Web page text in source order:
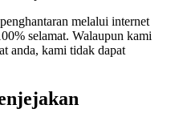
melalui internet
selamat. Walaupun kami
anda, kami tidak dapat